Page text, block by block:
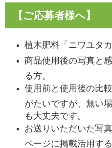
【ご応募者様へ】
植木肥料「ニワユタ
商品使用後の写真と
る方。
使用前と使用後の比
がたいですが、無い
も大丈夫です。
お送りいただいた写
ページに掲載活用す